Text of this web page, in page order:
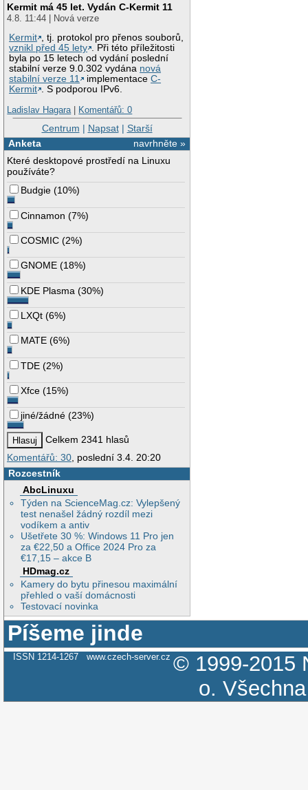
Kermit má 45 let. Vydán C-Kermit 11
4.8. 11:44 | Nová verze
Kermit , tj. protokol pro přenos souborů,
vznikl před 45 lety . Při této příležitosti
byla po 15 letech od vydání poslední
stabilní verze 9.0.302 vydána nová
stabilní verze 11
implementaceC-
Kermit . S podporou IPv6.
Ladislav Hagara| Komentářů: 0
Centrum | Napsat| Starší
navrhněte »
Anketa
Které desktopové prostředí na Linuxu
používáte?
Budgie (10%)
Cinnamon (7%)
COSMIC (2%)
GNOME (18%)
KDE Plasma (30%)
LXQt (6%)
MATE (6%)
TDE (2%)
Xfce (15%)
jiné/žádné (23%)
Celkem 2341 hlasů
Komentářů: 30 , poslední 3.4. 20:20
Rozcestník
AbcLinuxu
Týden na ScienceMag.cz: Vylepšený
test nenašel žádný rozdíl mezi
vodíkem a antiv
Ušetřete 30 %: Windows 11 Pro jen
za €22,50 a Office 2024 Pro za
€17,15 – akce B
HDmag.cz
Kamery do bytu přinesou maximální
přehled o vaší domácnosti
Testovací novinka
Píšeme jinde
ISSN 1214-1267 www.czech-server.cz © 1999-2015
o.